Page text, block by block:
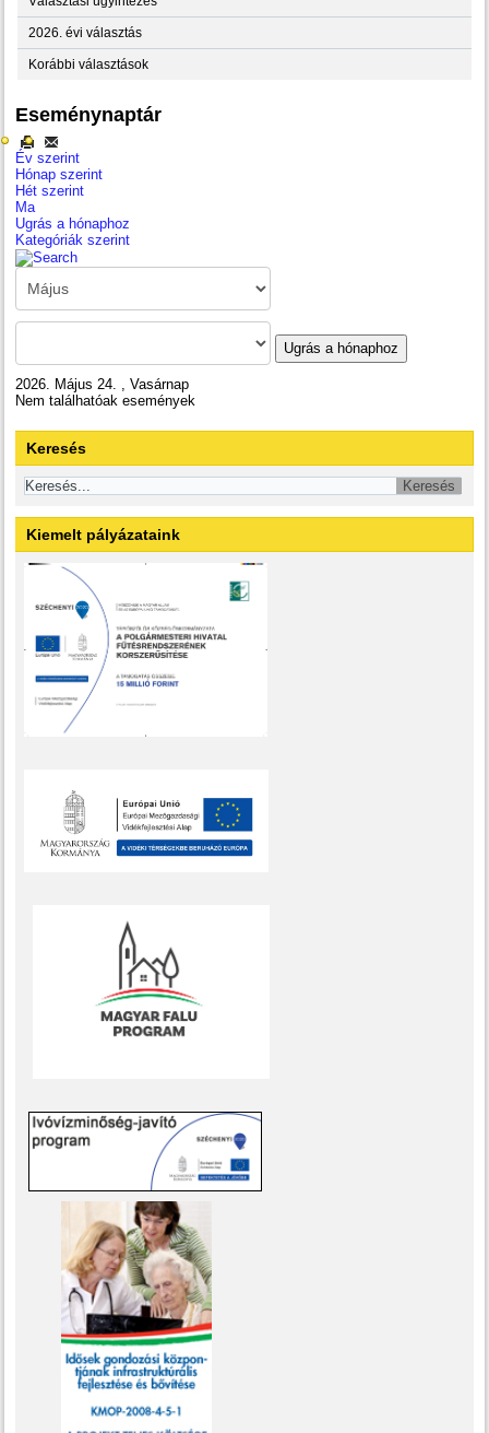
2026. évi választás
Korábbi választások
Eseménynaptár
Év szerint
Hónap szerint
Hét szerint
Ma
Ugrás a hónaphoz
Kategóriák szerint
Ugrás a hónaphoz
2026. Május 24. , Vasárnap
Nem találhatóak események
Keresés
Kiemelt pályázataink